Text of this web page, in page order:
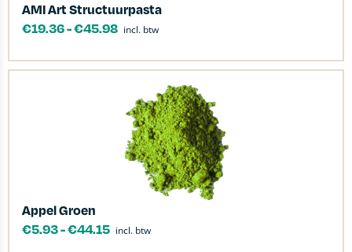
AMI Art Structuurpasta
€19.36-€45.98 incl. btw
Appel Groen
€5.93-€44.15 incl. btw